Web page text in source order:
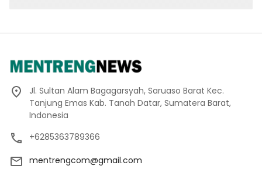
Jl. Sultan Alam Bagagarsyah, Saruaso Barat Kec.
Tanjung Emas Kab. Tanah Datar, Sumatera Barat,
Indonesia
+6285363789366
mentrengcom@gmail.com